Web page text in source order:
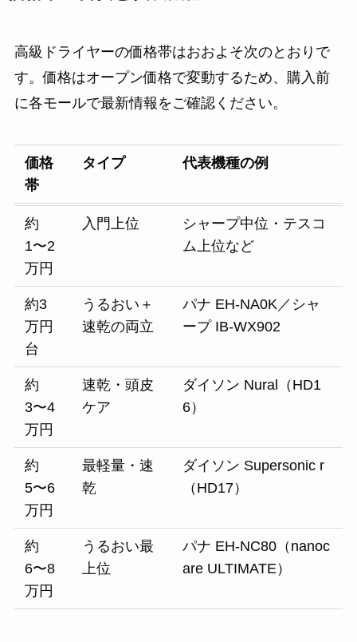
高級ドライヤーの価格帯はおおよそ次のとおりで
す。価格はオープン価格で変動するため、購入前
に各モールで最新情報をご確認ください。
価格
帯
タイプ 代表機種の例
約
1〜2
万円
入門上位
シャープ中位・テスコ
ム上位など
約3
万円
台
うるおい＋
速乾の両立
パナ EH-NA0K／シャ
ープ IB-WX902
約
3〜4
万円
速乾・頭皮
ケア
ダイソン Nural（HD1
6）
約
5〜6
万円
最軽量・速
乾
ダイソン Supersonic r
（HD17）
約
6〜8
万円
うるおい最
上位
パナ EH-NC80（nanoc
are ULTIMATE）